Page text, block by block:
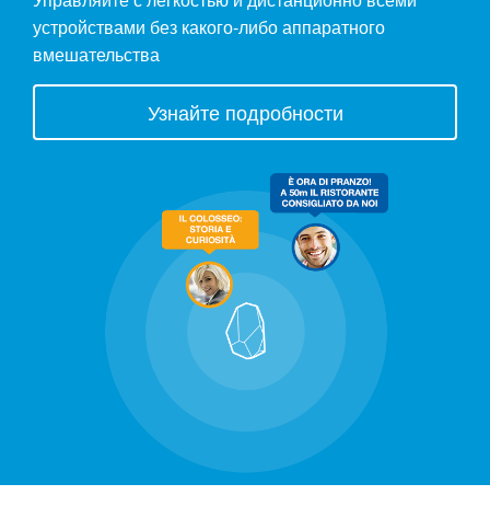
устройствами без какого-либо аппаратного
вмешательства
Узнайте подробности